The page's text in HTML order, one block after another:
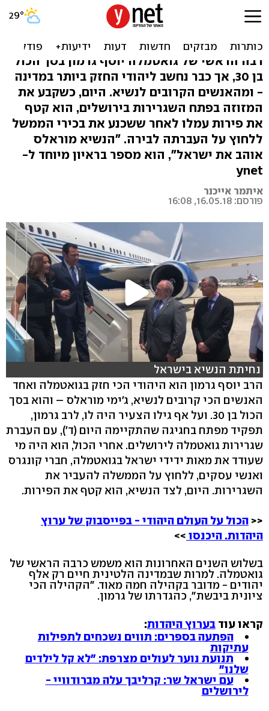
היהודי החזק בגואטמלה: הרב
שמאחורי העברת השגרירות
רבה הראשי של גואטמלה יוסף גרמון בסך הכול
בן 30, אך כבר נחשב ליהודי החזק ביותר במדינה
- ומהאנשים הקרובים לנשיא. היום, כשקבע את
המזוזה בפתח השגרירות בירושלים, הוא קטף
את פירות עמלו לאחר ששכנע את בכירי הממשל
ללחוץ על העברתה לבירה. "הנשיא מוראלס
אוהב את ישראל", הוא מספר בראיון מיוחד ל-
ynet
איתמר אייכנר
פורסם: 16.05.18, 16:08
נחיתת הנשיא בישראל
הרב יוסף גרמון הוא היהודי הכי חזק בגואטמלה ואחד
האנשים הכי קרובים לנשיא, ג'ימי מוראלס – והוא בסך
הכול בן 30. ועל אף גילו הצעיר היה לו, לרב גרמון,
תפקיד מפתח בחגיגה שהתקיימה היום (ד'), עם העברת
שגרירות גואטמלה לירושלים. אחרי הכול, הוא היה מי
שעודד את מאות ידידי ישראל בגואטמלה, חברי קונגרס
ואנשי עסקים, ללחוץ על הממשלה להעביר את
השגרירות. היום, לצד הנשיא, הוא קטף את הפירות.
<< הכול על העולם היהודי - בפייסבוק של ערוץ
היהדות. היכנסו >>
בשלוש השנים האחרונות הוא משמש כרבה הראשי של
גואטמלה. למרות שבמדינה הלטינית חיים רק אלף
יהודים - מדובר בקהילה חמה מאוד. "הקהילה הכי
ציונית ביבשת", כהגדרתו של גרמון.
קראו עוד בערוץ היהדות:
הפתעה בספרים: תווים נשכחים לתפילות
עתיקות
תנועת נוער לעולים מצרפת: "לא קל לילדים
שלנו"
עם ישראל שר: קרליבך עלה מברודוויי -
לירושלים